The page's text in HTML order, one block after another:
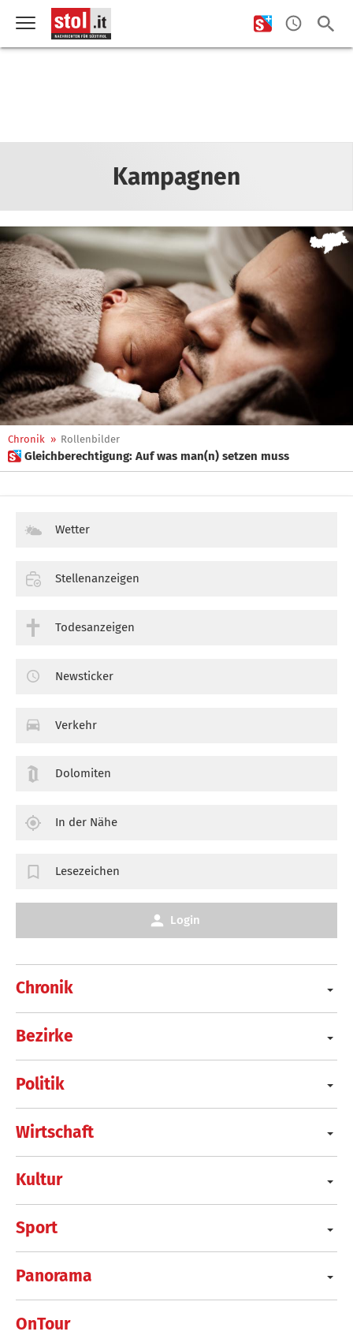
Kampagnen
Chronik » Rollenbilder
 Gleichberechtigung: Auf was man(n) setzen muss
Chronik
Bezirke
Politik
Wirtschaft
Kultur
Sport
Panorama
OnTour
Wetter
Stellenanzeigen
Todesanzeigen
Newsticker
Verkehr
Dolomiten
In der Nähe
Lesezeichen
Login